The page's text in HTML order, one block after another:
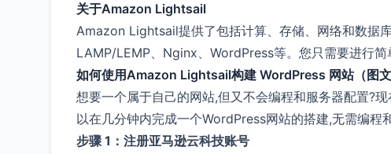
关于Amazon Lightsail
Amazon Lightsail提供了包括计算、存储、网络和数据
LAMP/LEMP、Nginx、WordPress等。您只需要进行简
如何使用Amazon Lightsail构建 WordPress 网站（图文
想要一个属于自己的网站,但又不会编程和服务器配置?
以在几分钟内完成一个WordPress网站的搭建,无需编程
步骤 1：注册亚马逊云科技账号